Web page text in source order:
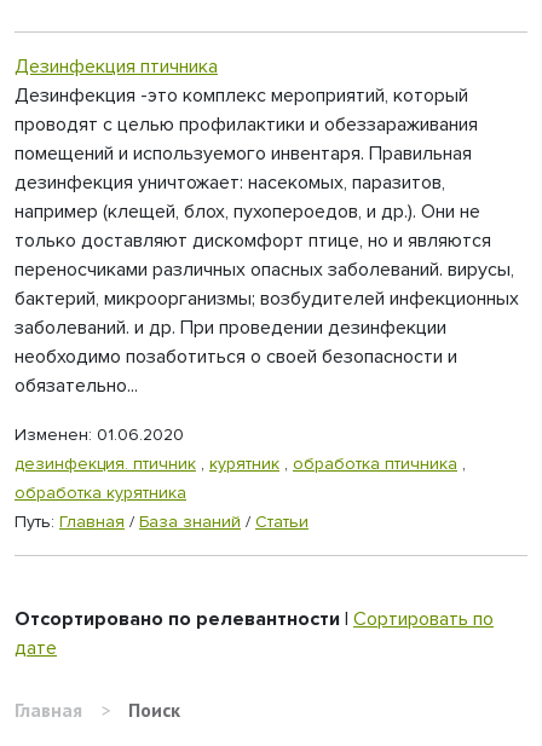
Дезинфекция птичника
Дезинфекция -это комплекс мероприятий, который
проводят с целью профилактики и обеззараживания
помещений и используемого инвентаря. Правильная
дезинфекция уничтожает: насекомых, паразитов,
например (клещей, блох, пухопероедов, и др.). Они не
только доставляют дискомфорт птице, но и являются
переносчиками различных опасных заболеваний. вирусы,
бактерий, микроорганизмы; возбудителей инфекционных
заболеваний. и др. При проведении дезинфекции
необходимо позаботиться о своей безопасности и
обязательно...
Изменен: 01.06.2020
дезинфекция. птичник , курятник , обработка птичника ,
обработка курятника
Путь: Главная / База знаний / Статьи
Отсортировано по релевантности | Сортировать по
дате
Главная > Поиск